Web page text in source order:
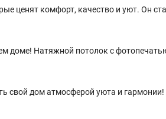
ценят комфорт, качество и уют. Он
доме! Натяжной потолок с
свой дом атмосферой уюта и гармонии!